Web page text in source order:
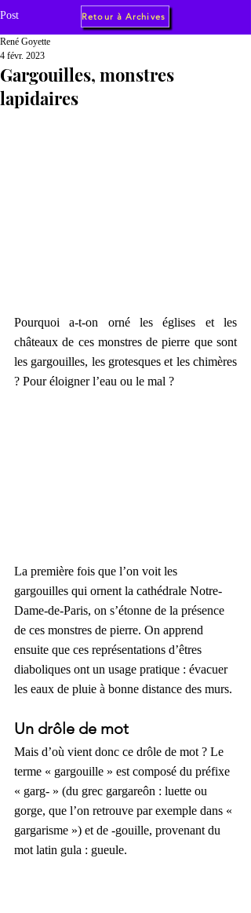
Post
Gargouilles, monstres
lapidaires
René Goyette
4 févr. 2023
Pourquoi a-t-on orné les églises et les
châteaux de ces monstres de pierre que sont
les gargouilles, les grotesques et les chimères
? Pour éloigner l’eau ou le mal ?
La première fois que l’on voit les
gargouilles qui ornent la cathédrale Notre-
Dame-de-Paris, on s’étonne de la présence
de ces monstres de pierre. On apprend
ensuite que ces représentations d’êtres
diaboliques ont un usage pratique : évacuer
les eaux de pluie à bonne distance des murs.
Un drôle de mot
Mais d’où vient donc ce drôle de mot ? Le
terme « gargouille » est composé du préfixe
« garg- » (du grec gargareôn : luette ou
gorge, que l’on retrouve par exemple dans «
gargarisme ») et de -gouille, provenant du
mot latin gula : gueule.
Retour à Archives